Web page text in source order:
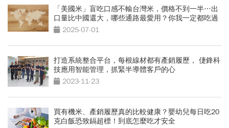
「美國米」盲吃口感不輸台灣米，價格不到一半…出
口量比中國還大，哪些通路最愛用？你我一定都吃過
2025-07-01
打造系統整合平台，每根線材都有產銷履歷， 倢鋒科
技應用智能管理，抓緊半導體客戶的心
2023-11-23
買有機米、產銷履歷真的比較健康？嬰幼兒每日吃20
克白飯恐致鎘超標！到底怎麼吃才安全